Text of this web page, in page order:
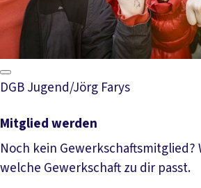
DGB Jugend/Jörg Farys
Mitglied werden
Noch kein Gewerkschaftsmitglied?
welche Gewerkschaft zu dir passt.